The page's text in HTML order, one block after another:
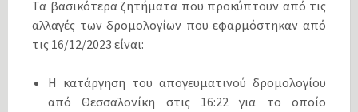
Τα βασικότερα ζητήματα που προκύπτουν από τις
αλλαγές των δρομολογίων που εφαρμόστηκαν από
τις 16/12/2023 είναι:
Η κατάργηση του απογευματινού δρομολογίου
από Θεσσαλονίκη στις 16:22 για το οποίο